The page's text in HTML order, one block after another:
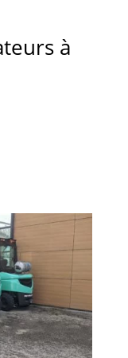
à